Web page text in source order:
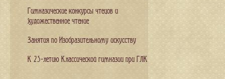
Гимназические конкурсы чтецов и
художественное чтение
Занятия по Изобразительному искусству
К 25-летию Классической гимназии при ГЛК